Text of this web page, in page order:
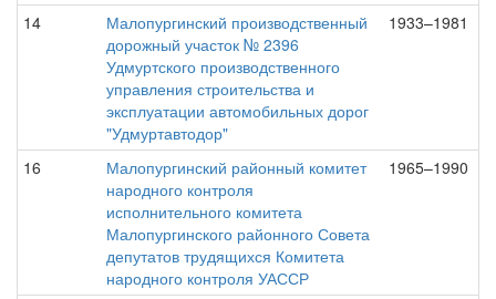
14
Малопургинский производственный
дорожный участок № 2396
Удмуртского производственного
управления строительства и
эксплуатации автомобильных дорог
"Удмуртавтодор"
1933–1981
16
Малопургинский районный комитет
народного контроля
исполнительного комитета
Малопургинского районного Совета
депутатов трудящихся Комитета
народного контроля УАССР
1965–1990